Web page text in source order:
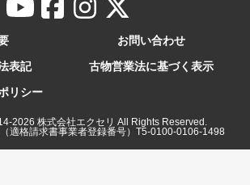
お問い合わせ
表記
古物営業法に基づく表示
リシー
2026 株式会社エクセリ All Rights Reserved.
適格請求書事業者登録番号）T5-0100-0106-1498